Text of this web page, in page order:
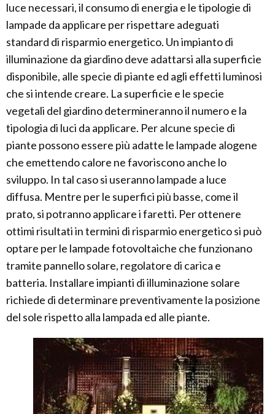
luce necessari, il consumo di energia e le tipologie di
lampade da applicare per rispettare adeguati
standard di risparmio energetico. Un impianto di
illuminazione da giardino deve adattarsi alla superficie
disponibile, alle specie di piante ed agli effetti luminosi
che si intende creare. La superficie e le specie
vegetali del giardino determineranno il numero e la
tipologia di luci da applicare. Per alcune specie di
piante possono essere più adatte le lampade alogene
che emettendo calore ne favoriscono anche lo
sviluppo. In tal caso si useranno lampade a luce
diffusa. Mentre per le superfici più basse, come il
prato, si potranno applicare i faretti. Per ottenere
ottimi risultati in termini di risparmio energetico si può
optare per le lampade fotovoltaiche che funzionano
tramite pannello solare, regolatore di carica e
batteria. Installare impianti di illuminazione solare
richiede di determinare preventivamente la posizione
del sole rispetto alla lampada ed alle piante.